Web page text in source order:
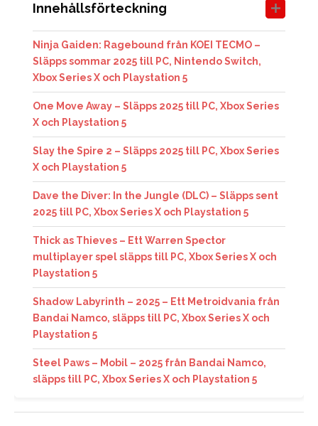
Innehållsförteckning
Ninja Gaiden: Ragebound från KOEI TECMO –
Släpps sommar 2025 till PC, Nintendo Switch,
Xbox Series X och Playstation 5
One Move Away – Släpps 2025 till PC, Xbox Series
X och Playstation 5
Slay the Spire 2 – Släpps 2025 till PC, Xbox Series
X och Playstation 5
Dave the Diver: In the Jungle (DLC) – Släpps sent
2025 till PC, Xbox Series X och Playstation 5
Thick as Thieves – Ett Warren Spector
multiplayer spel släpps till PC, Xbox Series X och
Playstation 5
Shadow Labyrinth – 2025 – Ett Metroidvania från
Bandai Namco, släpps till PC, Xbox Series X och
Playstation 5
Steel Paws – Mobil – 2025 från Bandai Namco,
släpps till PC, Xbox Series X och Playstation 5